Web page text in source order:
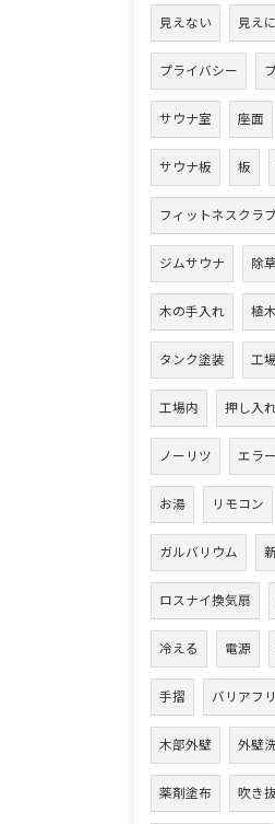
見えない 見え
プライバシー
サウナ室 座面
サウナ板 板
フィットネスクラブ
ジムサウナ 除
木の手入れ 植
タンク塗装 工
工場内 押し入
ノーリツ エラー
お湯 リモコン
ガルバリウム
ロスナイ換気扇
冷える 電源
手摺 バリアフ
木部外壁 外壁
薬剤塗布 吹き